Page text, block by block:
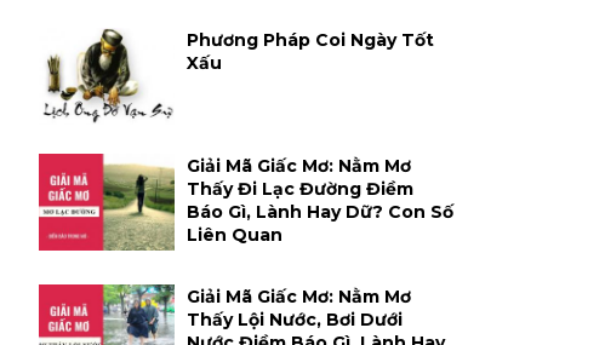
Phương Pháp Coi Ngày Tốt
Xấu
Giải Mã Giấc Mơ: Nằm Mơ
Thấy Đi Lạc Đường Điềm
Báo Gì, Lành Hay Dữ? Con Số
Liên Quan
Giải Mã Giấc Mơ: Nằm Mơ
Thấy Lội Nước, Bơi Dưới